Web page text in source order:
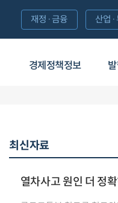
경제정책정보
재정·금융 산업·
최신자료
열차사고 원인 더 정